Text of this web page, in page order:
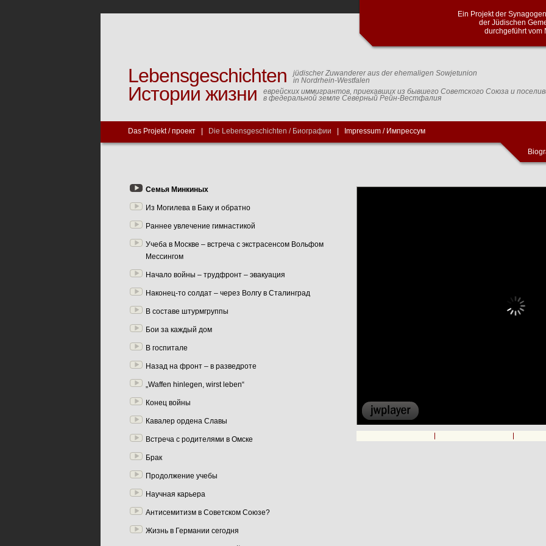
Ein Projekt der
der Jüdischen
durchgeführt vom
Lebensgeschichten
jüdischer Zuwanderer aus der ehemaligen Sowjetunion
in Nordrhein-Westfalen
Истории жизни еврейских иммигрантов, приехавших из бывшего Советского Союза и
в федеральной земле Северный Рейн-Вестфалия
Das Projekt / проект Die Lebensgeschichten / Биографии Impressum / Импрессум
Семья Минкиных
Из Могилева в Баку и обратно
Раннее увлечение гимнастикой
Учеба в Москве – встреча с экстрасенсом Вольфом
Мессингом
Начало войны – трудфронт – эвакуация
Наконец-то солдат – через Волгу в Сталинград
В составе штурмгруппы
Бои за каждый дом
В госпитале
Назад на фронт – в разведроте
„Waffen hinlegen, wirst leben“
Конец войны
Кавалер ордена Славы
Встреча с родителями в Омске
Брак
Продолжение учебы
Научная карьера
Антисемитизм в Советском Союзе?
Жизнь в Германии сегодня
00:00